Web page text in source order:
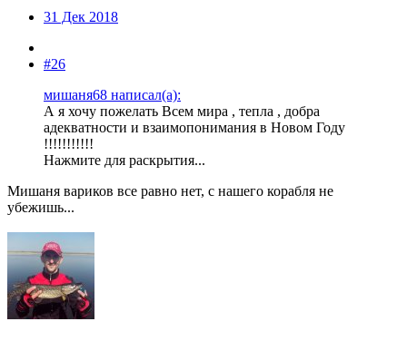
31 Дек 2018
#26
мишаня68 написал(а):
А я хочу пожелать Всем мира , тепла , добра
адекватности и взаимопонимания в Новом Году
!!!!!!!!!!!
Нажмите для раскрытия...
Мишаня вариков все равно нет, с нашего корабля не
убежишь...